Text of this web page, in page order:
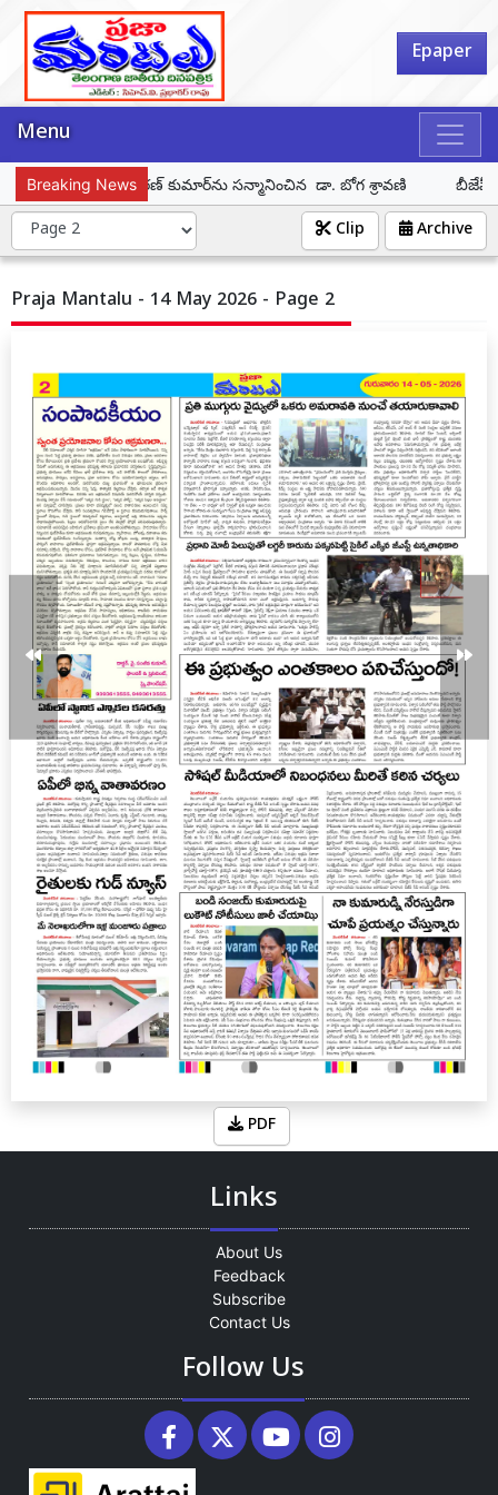
Epaper
Menu
Breaking News
దూరిశెట్టి కిరణ్ కుమార్‌ను సన్మానించిన డా. బోగ శ్రావణి బీజేపీ
Archive
Clip
Praja Mantalu - 14 May 2026 - Page 2
PDF
Links
About Us
Feedback
Subscribe
Contact Us
Follow Us